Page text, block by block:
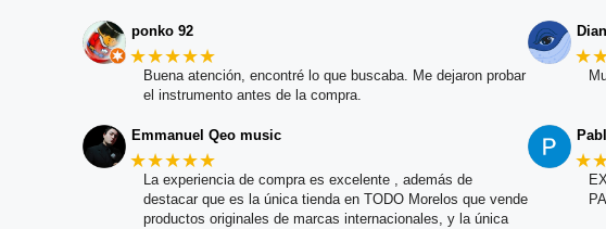
ponko 92
★★★★★
Buena atención, encontré lo que buscaba. Me dejaron probar
el instrumento antes de la compra.
Emmanuel Qeo music
★★★★★
La experiencia de compra es excelente , además de
destacar que es la única tienda en TODO Morelos que vende
productos originales de marcas internacionales, y la única